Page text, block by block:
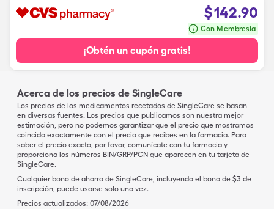
$142.90
Con Membresía
¡Obtén un cupón gratis!
Acerca de los precios de SingleCare
Los precios de los medicamentos recetados de SingleCare se basan
en diversas fuentes. Los precios que publicamos son nuestra mejor
estimación, pero no podemos garantizar que el precio que mostramos
coincida exactamente con el precio que recibes en la farmacia. Para
saber el precio exacto, por favor, comunícate con tu farmacia y
proporciona los números BIN/GRP/PCN que aparecen en tu tarjeta de
SingleCare.
Cualquier bono de ahorro de SingleCare, incluyendo el bono de $3 de
inscripción, puede usarse solo una vez.
Precios actualizados: 07/08/2026